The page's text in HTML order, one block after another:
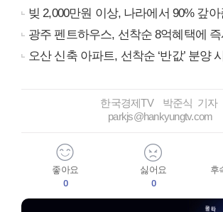
빚 2,000만원 이상, 나라에서 90% 갚아
광주 펜트하우스, 선착순 8억혜택에
오산 신축 아파트, 선착순 ‘반값’ 분양
한국경제TV 박준식 기자
parkjs@hankyungtv.com
좋아요
0
싫어요
0
후